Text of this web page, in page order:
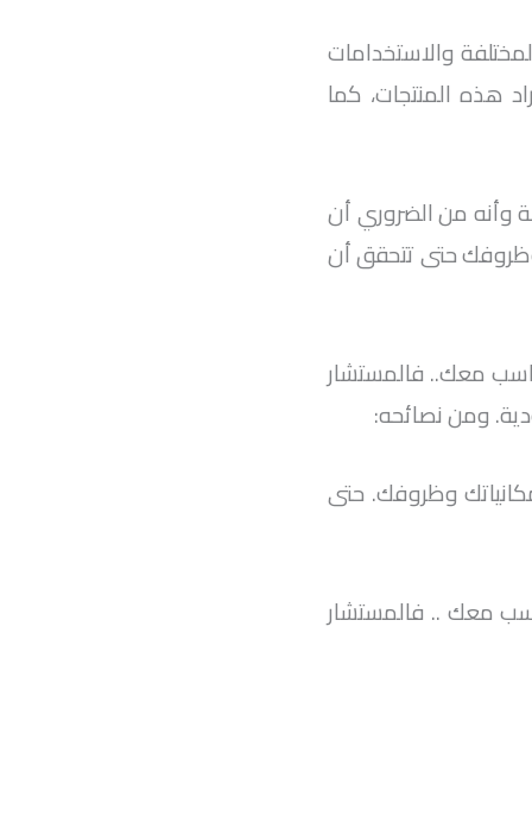
والاستخدامات
هذه المنتجات، كما
وأنه من الضروري أن
حتى تتحقق أن
معك.. فالمستشار
ومن نصائحه:
وظروفك. حتى
معك .. فالمستشار